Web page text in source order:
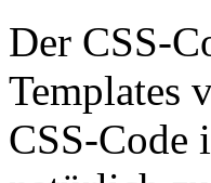
Der CSS-
Templates
CSS-Code